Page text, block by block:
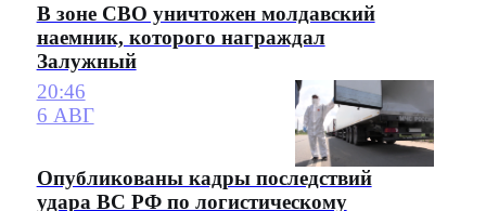
В зоне СВО уничтожен молдавский
наемник, которого награждал
Залужный
20:46
6 АВГ
Опубликованы кадры последствий
удара ВС РФ по логистическому